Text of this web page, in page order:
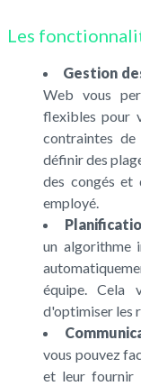
Les
Gestion
Web vous
flexibles pour
contraintes
définir des
des congés et
employé.
un algorithme
équipe. Cela
d'optimiser les
vous pouvez
et leur fournir